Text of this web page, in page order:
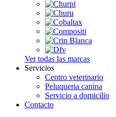
Ver todas las marcas
Servicios
Centro veterinario
Peluqueria canina
Servicio a domicilio
Contacto